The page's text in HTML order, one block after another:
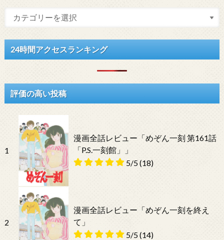
24時間アクセスランキング
評価の高い投稿
1
漫画全話レビュー「めぞん一刻 第161話
「P.S.一刻館」」
5/5(18)
2
漫画全話レビュー「めぞん一刻を終え
て」
5/5(14)